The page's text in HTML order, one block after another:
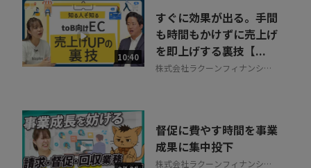
10:40
すぐに効果が出る。手間
も時間もかけずに売上げ
を即上げする裏技【...
株式会社ラクーンフィナンシャ
督促に費やす時間を事業
成果に集中投下
株式会社ラクーンフィナンシャ